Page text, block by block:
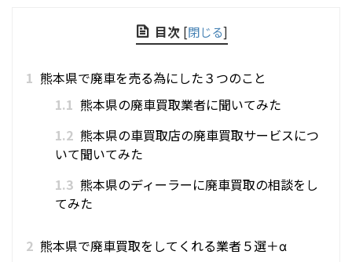
目次 [閉じる]
1 熊本県で廃車を売る為にした３つのこと
1.1 熊本県の廃車買取業者に聞いてみた
1.2 熊本県の車買取店の廃車買取サービスにつ
いて聞いてみた
1.3 熊本県のディーラーに廃車買取の相談をし
てみた
2 熊本県で廃車買取をしてくれる業者５選＋α